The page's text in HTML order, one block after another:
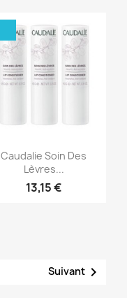
Aperçu rapide
Caudalie Soin Des
Lèvres...
13,15 €
Suivant 